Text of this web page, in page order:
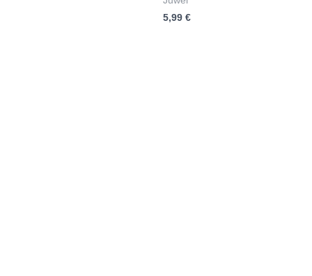
0
5,99 €